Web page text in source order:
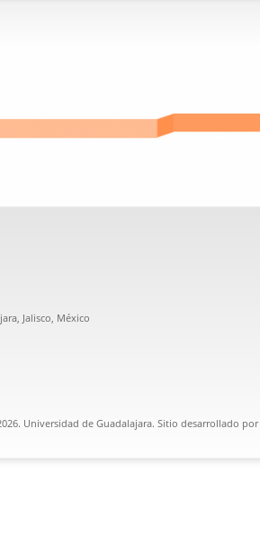
Jalisco, México
Universidad de Guadalajara. Sitio desarrollado por